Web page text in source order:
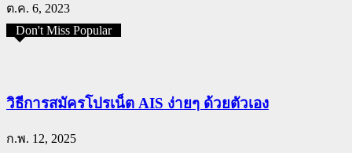
ต.ค. 6, 2023
Don't Miss Popular
วิธีการสมัครโปรเน็ต AIS ง่ายๆ ด้วยตัวเอง
ก.พ. 12, 2025